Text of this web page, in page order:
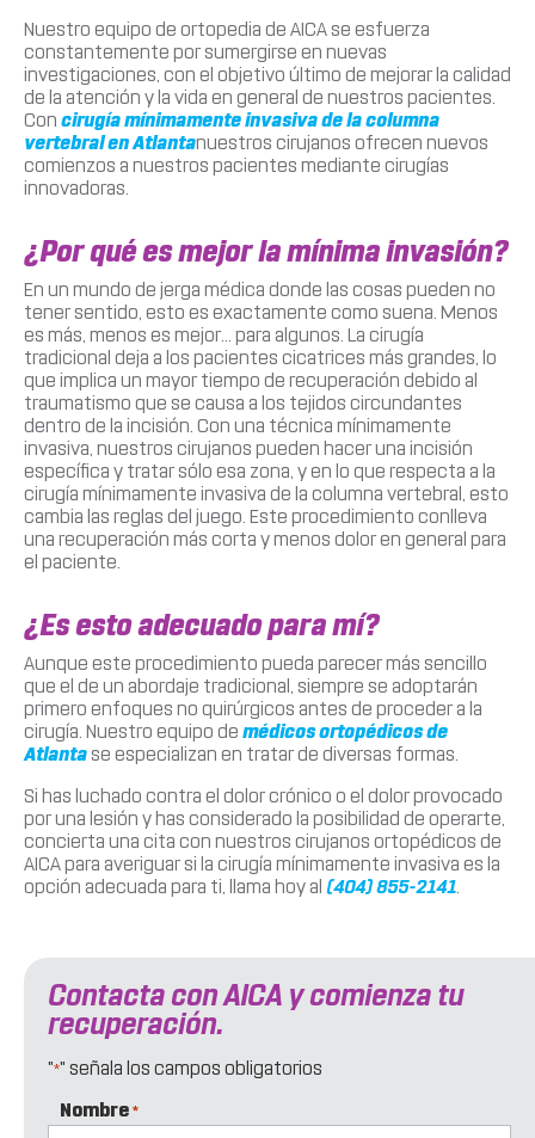
Nuestro equipo de ortopedia de AICA se esfuerza
constantemente por sumergirse en nuevas
investigaciones, con el objetivo último de mejorar la calidad
de la atención y la vida en general de nuestros pacientes.
Con cirugía mínimamente invasiva de la columna
vertebral en Atlantanuestros cirujanos ofrecen nuevos
comienzos a nuestros pacientes mediante cirugías
innovadoras.
¿Por qué es mejor la mínima invasión?
En un mundo de jerga médica donde las cosas pueden no
tener sentido, esto es exactamente como suena. Menos
es más, menos es mejor… para algunos. La cirugía
tradicional deja a los pacientes cicatrices más grandes, lo
que implica un mayor tiempo de recuperación debido al
traumatismo que se causa a los tejidos circundantes
dentro de la incisión. Con una técnica mínimamente
invasiva, nuestros cirujanos pueden hacer una incisión
específica y tratar sólo esa zona, y en lo que respecta a la
cirugía mínimamente invasiva de la columna vertebral, esto
cambia las reglas del juego. Este procedimiento conlleva
una recuperación más corta y menos dolor en general para
el paciente.
¿Es esto adecuado para mí?
Aunque este procedimiento pueda parecer más sencillo
que el de un abordaje tradicional, siempre se adoptarán
primero enfoques no quirúrgicos antes de proceder a la
cirugía. Nuestro equipo de médicos ortopédicos de
Atlantase especializan en tratar de diversas formas.
Si has luchado contra el dolor crónico o el dolor provocado
por una lesión y has considerado la posibilidad de operarte,
concierta una cita con nuestros cirujanos ortopédicos de
AICA para averiguar si la cirugía mínimamente invasiva es la
opción adecuada para ti, llama hoy al (404) 855-2141.
Contacta con AICA y comienza tu
recuperación.
"*" señala los campos obligatorios
Nombre *